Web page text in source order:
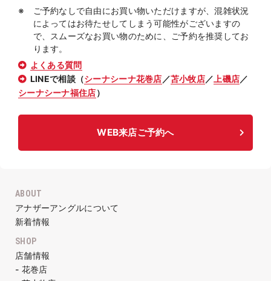
ご予約なしで自由にお買い物いただけますが、混雑状況
によってはお待たせしてしまう可能性がございますの
で、スムーズなお買い物のために、ご予約を推奨してお
ります。
よくある質問
LINEで相談（シーナシーナ花巻店 ／苫小牧店／ 上磯店／
シーナシーナ福住店）
WEB来店ご予約へ
ABOUT
アナザーアングルについて
新着情報
SHOP
店舗情報
- 花巻店